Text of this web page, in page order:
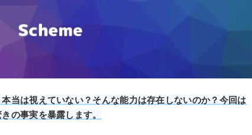
当は視えていない？そんな能力は存在しないのか？今回は
の事実を暴露します。